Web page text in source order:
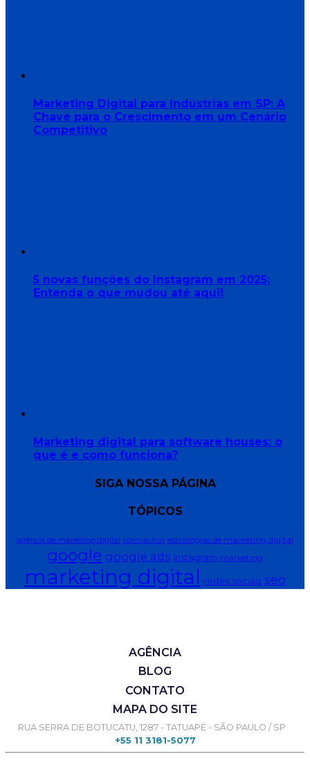
Marketing Digital para Indústrias em SP: A
Chave para o Crescimento em um Cenário
Competitivo
5 novas funções do Instagram em 2025:
Entenda o que mudou até aqui!
Marketing digital para software houses: o
que é e como funciona?
SIGA NOSSA PÁGINA
TÓPICOS
agência de marketing digital coronavírus estratégias de marketing digital
google google ads Instagram marketing
marketing digital redes sociais seo
AGÊNCIA
BLOG
CONTATO
MAPA DO SITE
RUA SERRA DE BOTUCATU, 1287 - TATUAPÉ - SÃO PAULO / SP
+55 11 3181-5077